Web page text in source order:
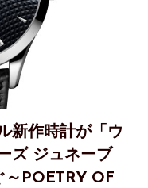
新作時計が「ウ
ズ ジュネーブ
～POETRY OF